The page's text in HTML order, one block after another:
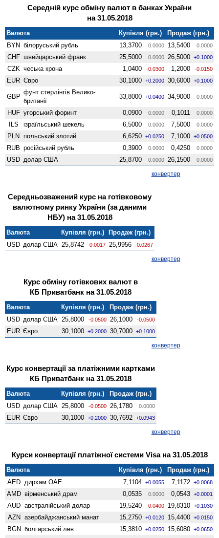
Середній курс обміну валют в банках України
на 31.05.2018
Валюта Купівля (грн.)
Продаж (грн.)
BYN білоруський рубль 13,3700 0.0000 13,5400 0.0000
CHF швейцарський франк 25,5000 0.0000 26,5000 +0.1000
CZK чеська крона 1,0400 -0.0300 1,2000 -0.0150
EUR Євро 30,1000 +0.2000 30,6000 +0.1000
GBP
фунт стерлінгів Велико­
британії
33,8000 +0.0400 34,9000 0.0000
HUF угорський форинт 0,0900 0.0000 0,1011 0.0000
ILS ізраїльський шекель 6,5000 0.0000 7,5000 0.0000
PLN польський злотий 6,6250 +0.0250 7,1000 +0.0500
RUB російський рубль 0,3900 0.0000 0,4250 0.0000
USD долар США 25,8700 0.0000 26,1500 0.0000
конвертер
Середньозважений курс на готівковому
валютному ринку України (за даними
НБУ) на 31.05.2018
Валюта Купівля (грн.)
Продаж (грн.)
USD долар США 25,8742 -0.0017 25,9956 -0.0267
конвертер
Курс обміну готівкових валют в
КБ Приватбанк на 31.05.2018
Валюта Купівля (грн.)
Продаж (грн.)
USD долар США 25,8000 -0.0500 26,1000 -0.0500
EUR Євро 30,1000 +0.2000 30,7000 +0.1000
конвертер
Курс конвертації за платіжними картками
КБ Приватбанк на 31.05.2018
Валюта Купівля (грн.)
Продаж (грн.)
USD долар США 25,8000 -0.0500 26,1780 0.0000
EUR Євро 30,1000 +0.2000 30,7692 +0.0943
конвертер
Курси конвертації платіжної системи Visa на 31.05.2018
Валюта Купівля (грн.)
Продаж (грн.)
AED дирхам ОАЕ 7,1104 +0.0055 7,1172 +0.0068
AMD вiрменський драм 0,0535 0.0000 0,0543 +0.0001
AUD австралійський долар 19,5240 -0.0400 19,8310 +0.1030
AZN азербайджанський манат 15,2750 +0.0120 15,4400 +0.0150
BGN болгарський лев 15,3810 +0.0250 15,6080 +0.0650